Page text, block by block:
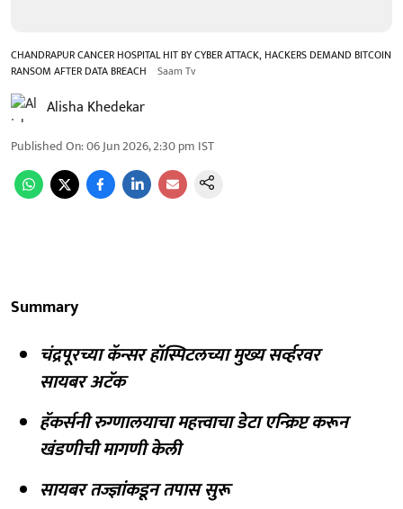
CHANDRAPUR CANCER HOSPITAL HIT BY CYBER ATTACK, HACKERS DEMAND BITCOIN
RANSOM AFTER DATA BREACH
Saam Tv
Alisha Khedekar
Published On:06 Jun 2026, 2:30 pm IST
Summary
चंद्रपूरच्या कॅन्सर हॉस्पिटलच्या मुख्य सर्व्हरवर
सायबर अटॅक
हॅकर्सनी रुग्णालयाचा महत्त्वाचा डेटा एन्क्रिप्ट करून
खंडणीची मागणी केली
सायबर तज्ज्ञांकडून तपास सुरू